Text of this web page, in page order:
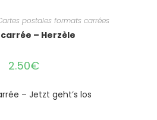
postales formats carrées
– Herzèle
2.50€